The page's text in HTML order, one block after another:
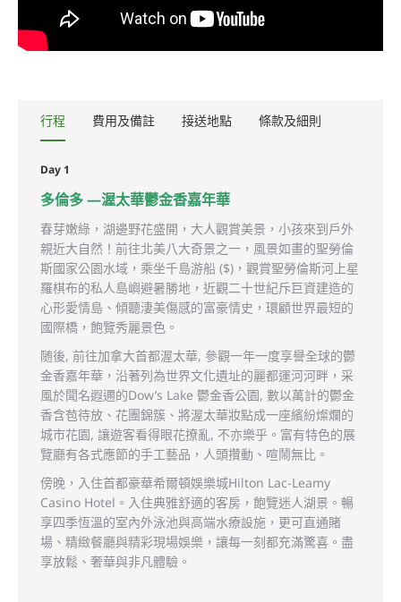
行程 費用及備註 接送地點 條款及細則
Day 1
多倫多 —渥太華鬱金香嘉年華
春芽嫩綠，湖邊野花盛開，大人觀賞美景，小孩來到戶外
親近大自然！前往北美八大奇景之一，風景如畫的聖勞倫
斯國家公園水域，乘坐千島游船 ($)，觀賞聖勞倫斯河上星
羅棋布的私人島嶼避暑勝地，近觀二十世紀斥巨資建造的
心形愛情島、傾聽淒美傷感的富豪情史，環顧世界最短的
國際橋，飽覽秀麗景色。
随後, 前往加拿大首都渥太華, 參觀一年一度享譽全球的鬱
金香嘉年華，沿著列為世界文化遺址的麗都運河河畔，采
風於聞名遐邇的Dow’s Lake 鬱金香公園, 數以萬計的鬱金
香含苞待放、花團錦簇、將渥太華妝點成一座繽紛燦爛的
城市花園, 讓遊客看得眼花撩亂, 不亦樂乎。富有特色的展
覽廳有各式應節的手工藝品，人頭攢動、喧鬧無比。
傍晚，入住首都豪華希爾頓娛樂城Hilton Lac-Leamy
Casino Hotel。入住典雅舒適的客房，飽覽迷人湖景。暢
享四季恆溫的室內外泳池與高端水療設施，更可直通賭
場、精緻餐廳與精彩現場娛樂，讓每一刻都充滿驚喜。盡
享放鬆、奢華與非凡體驗。